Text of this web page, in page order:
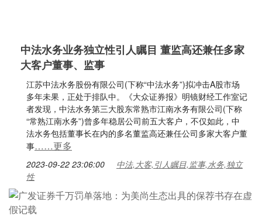
中法水务业务独立性引人瞩目 董监高还兼任多家
大客户董事、监事
江苏中法水务股份有限公司(下称“中法水务”)拟冲击A股市场
多年未果，正处于排队中。《大众证券报》明镜财经工作室记
者发现，中法水务第三大股东常熟市江南水务有限公司(下称
“常熟江南水务”)曾多年稳居公司前五大客户，不仅如此，中
法水务包括董事长在内的多名董监高还兼任公司多家大客户董
事……更多
2023-09-22 23:06:00
中法,大客,引人瞩目,监事,水务,独立
性